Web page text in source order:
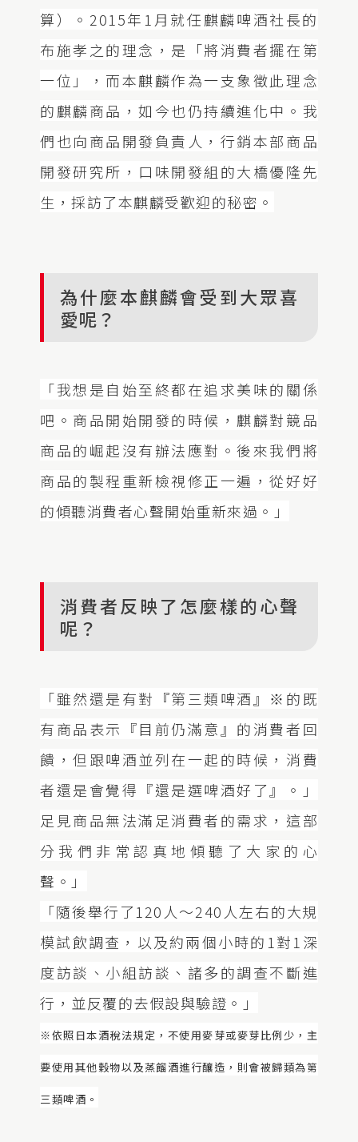
算）。2015年1月就任麒麟啤酒社長的
布施孝之的理念，是「將消費者擺在第
一位」，而本麒麟作為一支象徵此理念
的麒麟商品，如今也仍持續進化中。我
們也向商品開發負責人，行銷本部商品
開發研究所，口味開發組的大橋優隆先
生，採訪了本麒麟受歡迎的秘密。
為什麼本麒麟會受到大眾喜
愛呢？
「我想是自始至終都在追求美味的關係
吧。商品開始開發的時候，麒麟對競品
商品的崛起沒有辦法應對。後來我們將
商品的製程重新檢視修正一遍，從好好
的傾聽消費者心聲開始重新來過。」
消費者反映了怎麼樣的心聲
呢？
「雖然還是有對『第三類啤酒』※的既
有商品表示『目前仍滿意』的消費者回
饋，但跟啤酒並列在一起的時候，消費
者還是會覺得『還是選啤酒好了』。」
足見商品無法滿足消費者的需求，這部
分我們非常認真地傾聽了大家的心
聲。」
「隨後舉行了120人～240人左右的大規
模試飲調查，以及約兩個小時的1對1深
度訪談、小組訪談、諸多的調查不斷進
行，並反覆的去假設與驗證。」
※依照日本酒稅法規定，不使用麥芽或麥芽比例少，主
要使用其他穀物以及蒸餾酒進行釀造，則會被歸類為第
三類啤酒。